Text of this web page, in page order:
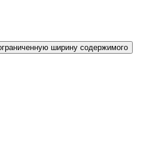
ширину содержимого